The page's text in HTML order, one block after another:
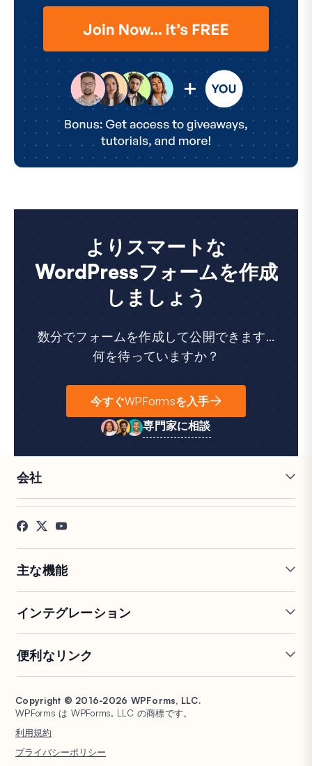
よりスマートな
WordPressフォームを作成
しましょう
数分でフォームを作成して公開できます...
何を待っていますか？
今すぐWPFormsを入手
専門家に相談
会社
採用情報
お客様の声
プレス
アフィリエイト
主な機能
条件付きロジック
会話型フォーム
フォームランディングページ
エントリー管理
フォーム放棄
フォーム通知
ファイルアップロード
計算フォーム
PDF生成
署名フォーム
スパム保護
アンケートと投票
インテグレーション
Google Sheets
Salesforce
HubSpot
Google ドライブ
Stripe
PayPal
Square
便利なリンク
ドキュメント
プランと料金
WordPress ホスティング
WPBeginner
WPConsent
Universally
Copyright © 2016-2026 WPForms, LLC.
WPForms は WPForms, LLC の商標です。
利用規約
プライバシーポリシー